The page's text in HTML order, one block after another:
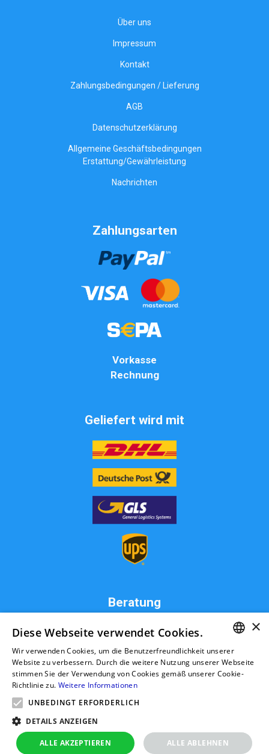
Über uns
Impressum
Kontakt
Zahlungsbedingungen / Lieferung
AGB
Datenschutzerklärung
Allgemeine Geschäftsbedingungen
Erstattung/Gewährleistung
Nachrichten
Zahlungsarten
Vorkasse
Rechnung
Geliefert wird mit
Beratung
MW Live KFZ Teile GmbH
31234 Edemissen
Deutschland
info@ttk-ac.de
Seitenverzeichnis
GERMAN
RUSSIAN
×
Diese Webseite verwendet Cookies.
Wir verwenden Cookies, um die Benutzerfreundlichkeit unserer
Website zu verbessern. Durch die weitere Nutzung unserer Webseite
stimmen Sie der Verwendung von Cookies gemäß unserer Cookie-
Richtlinie zu. Weitere Informationen
UNBEDINGT ERFORDERLICH
DETAILS ANZEIGEN
ALLE AKZEPTIEREN ALLE ABLEHNEN